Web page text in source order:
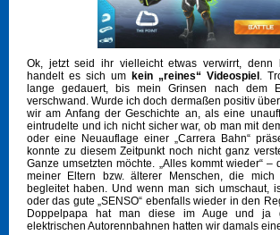
Ok, jetzt seid ihr vielleicht etwas verwirrt, denn
handelt es sich um kein „reines“ Videospiel.
lange gedauert, bis mein Grinsen nach dem
verschwand. Wurde ich doch dermaßen positiv
wir am Anfang der Geschichte an, als eine
eintrudelte und ich nicht sicher war, ob man mit
oder eine Neuauflage einer „Carrera Bahn“
konnte zu diesem Zeitpunkt noch nicht ganz
Ganze umsetzten möchte. „Alles kommt wieder“ –
meiner Eltern bzw. älterer Menschen, die
begleitet haben. Und wenn man sich umschaut,
oder das gute „SENSO“ ebenfalls wieder in den
Doppelpapa hat man diese im Auge und ja
elektrischen Autorennbahnen hatten wir damals